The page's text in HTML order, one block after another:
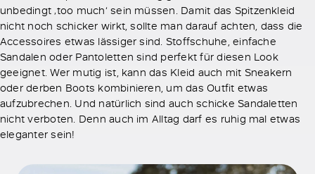
unbedingt ‚too much‘ sein müssen. Damit das Spitzenkleid
nicht noch schicker wirkt, sollte man darauf achten, dass die
Accessoires etwas lässiger sind. Stoffschuhe, einfache
Sandalen oder Pantoletten sind perfekt für diesen Look
geeignet. Wer mutig ist, kann das Kleid auch mit Sneakern
oder derben Boots kombinieren, um das Outfit etwas
aufzubrechen. Und natürlich sind auch schicke Sandaletten
nicht verboten. Denn auch im Alltag darf es ruhig mal etwas
eleganter sein!